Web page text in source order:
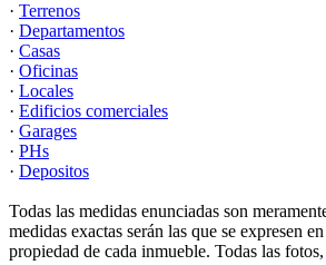
· Terrenos
· Departamentos
· Casas
· Oficinas
· Locales
· Edificios comerciales
· Garages
· PHs
· Depositos
Todas las medidas enunciadas son
medidas exactas serán las que se expresen
propiedad de cada inmueble. Todas las